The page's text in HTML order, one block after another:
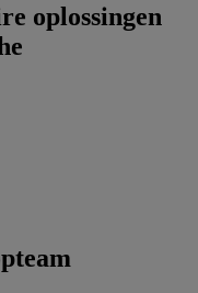
oplossingen